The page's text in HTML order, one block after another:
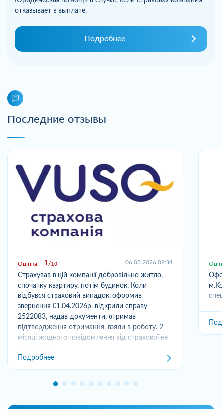
отказывает в выплате.
Подробнее
Последние отзывы
Оцінка: 1 10 06.08.2026 09:34
Страхував в цій компанії добровільно житло,
спочатку квартиру, потім будинок. Коли
відбувся страховий випадок, оформив
звернення 01.04.2026р, відкрили справу
2522083, надав документи, отримав
підтвердження отримання, взяли в роботу. 2
місяці жодного повідомлення від страхової не
отримував,...
Подробнее